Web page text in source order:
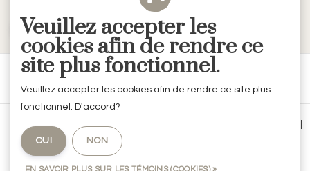
S'ABONNER
Conditions générales de vente
Politique de confidentialité
Veuillez accepter les
cookies afin de rendre ce
site plus fonctionnel.
Veuillez accepter les cookies afin de rendre ce site plus
fonctionnel. D'accord?
OUI NON